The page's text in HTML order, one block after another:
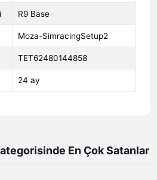
R9 Base
Moza-SimracingSetup2
TET62480144858
24 ay
En Çok Satanlar